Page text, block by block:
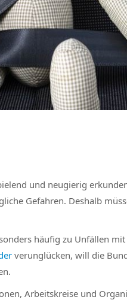
und neugierig
Gefahren. Deshalb
häufig zu Unfällen
verunglücken, will die
Arbeitskreise und